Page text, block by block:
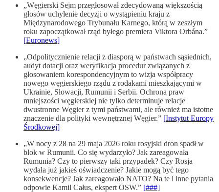
„Węgierski Sejm przegłosował zdecydowaną większością
głosów uchylenie decyzji o wystąpieniu kraju z
Międzynarodowego Trybunału Karnego, którą w zeszłym
roku zapoczątkował rząd byłego premiera Viktora Orbána.”
[Euronews]
„Odpolitycznienie relacji z diasporą w państwach sąsiednich,
audyt dotacji oraz weryfikacja procedur związanych z
głosowaniem korespondencyjnym to wizja współpracy
nowego węgierskiego rządu z rodakami mieszkającymi w
Ukrainie, Słowacji, Rumunii i Serbii. Ochrona praw
mniejszości węgierskiej nie tylko determinuje relacje
dwustronne Węgier z tymi państwami, ale również ma istotne
znaczenie dla polityki wewnętrznej Węgier.” [Instytut Europy
Środkowej]
„W nocy z 28 na 29 maja 2026 roku rosyjski dron spadł w
blok w Rumunii. Co się wydarzyło? Jak zareagowała
Rumunia? Czy to pierwszy taki przypadek? Czy Rosja
wydała już jakieś oświadczenie? Jakie mogą być tego
konsekwencje? Jak zareagowało NATO? Na te i inne pytania
odpowie Kamil Całus, ekspert OSW.” [###]